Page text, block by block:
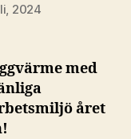
2024
med
året